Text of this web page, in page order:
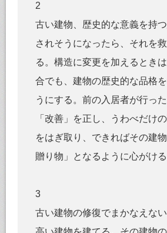
2
古い建物、歴史的な意義を持
されそうになったら、それを
る。構造に変更を加えるとき
合でも、建物の歴史的な品格
うにする。前の入居者が行っ
「改善」を正し、うわべだけ
をはぎ取り、できればその建
贈り物」となるように心がける
3
古い建物の修復でまかなえな